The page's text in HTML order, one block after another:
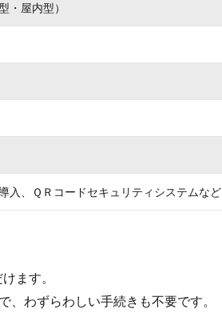
・屋内型）
入、ＱＲコードセキュリティシステムなど
ます。
わずらわしい手続きも不要です。